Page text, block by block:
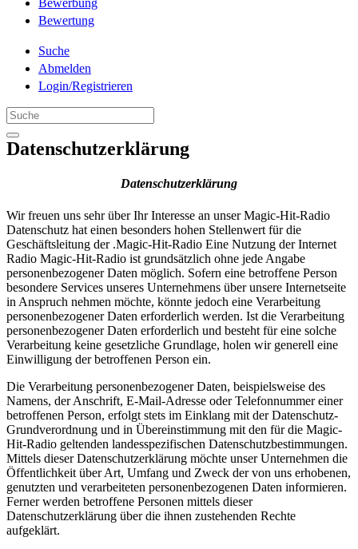
Bewerbung
Bewertung
Suche
Abmelden
Login/Registrieren
Datenschutzerklärung
Datenschutzerklärung
Wir freuen uns sehr über Ihr Interesse an unser Magic-Hit-Radio
Datenschutz hat einen besonders hohen Stellenwert für die
Geschäftsleitung der .Magic-Hit-Radio Eine Nutzung der Internet
Radio Magic-Hit-Radio ist grundsätzlich ohne jede Angabe
personenbezogener Daten möglich. Sofern eine betroffene Person
besondere Services unseres Unternehmens über unsere Internetseite
in Anspruch nehmen möchte, könnte jedoch eine Verarbeitung
personenbezogener Daten erforderlich werden. Ist die Verarbeitung
personenbezogener Daten erforderlich und besteht für eine solche
Verarbeitung keine gesetzliche Grundlage, holen wir generell eine
Einwilligung der betroffenen Person ein.
Die Verarbeitung personenbezogener Daten, beispielsweise des
Namens, der Anschrift, E-Mail-Adresse oder Telefonnummer einer
betroffenen Person, erfolgt stets im Einklang mit der Datenschutz-
Grundverordnung und in Übereinstimmung mit den für die Magic-
Hit-Radio geltenden landesspezifischen Datenschutzbestimmungen.
Mittels dieser Datenschutzerklärung möchte unser Unternehmen die
Öffentlichkeit über Art, Umfang und Zweck der von uns erhobenen,
genutzten und verarbeiteten personenbezogenen Daten informieren.
Ferner werden betroffene Personen mittels dieser
Datenschutzerklärung über die ihnen zustehenden Rechte
aufgeklärt.